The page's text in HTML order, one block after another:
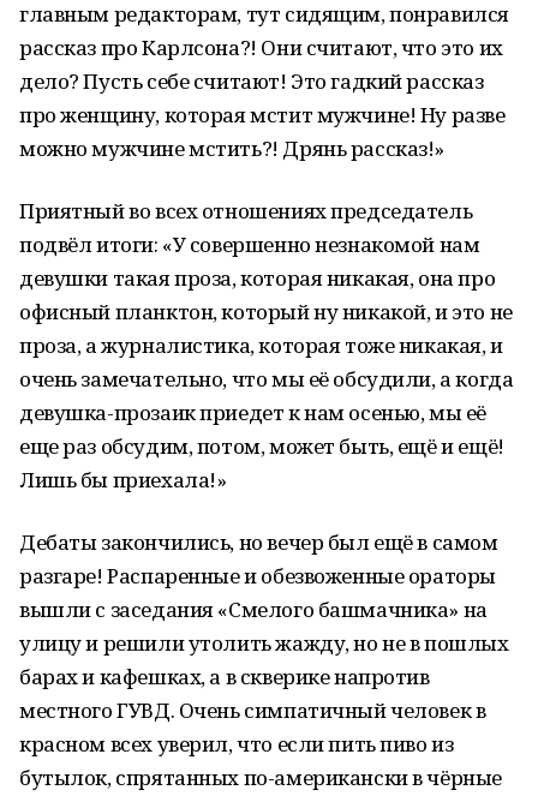
главным редакторам, тут сидящим, понравился
рассказ про Карлсона?! Они считают, что это их
дело? Пусть себе считают! Это гадкий рассказ
про женщину, которая мстит мужчине! Ну разве
можно мужчине мстить?! Дрянь рассказ!»
Приятный во всех отношениях председатель
подвёл итоги: «У совершенно незнакомой нам
девушки такая проза, которая никакая, она про
офисный планктон, который ну никакой, и это не
проза, а журналистика, которая тоже никакая, и
очень замечательно, что мы её обсудили, а когда
девушка-прозаик приедет к нам осенью, мы её
еще раз обсудим, потом, может быть, ещё и ещё!
Лишь бы приехала!»
Дебаты закончились, но вечер был ещё в самом
разгаре! Распаренные и обезвоженные ораторы
вышли с заседания «Смелого башмачника» на
улицу и решили утолить жажду, но не в пошлых
барах и кафешках, а в скверике напротив
местного ГУВД. Очень симпатичный человек в
красном всех уверил, что если пить пиво из
бутылок, спрятанных по-американски в чёрные